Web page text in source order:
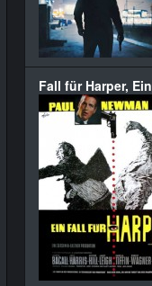
Fall für Harper, Ein